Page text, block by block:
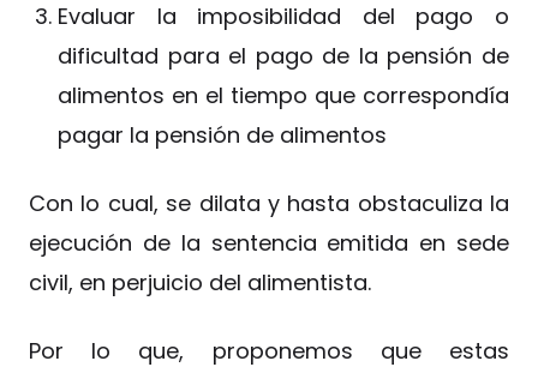
Evaluar la imposibilidad del pago o
dificultad para el pago de la pensión de
alimentos en el tiempo que correspondía
pagar la pensión de alimentos
Con lo cual, se dilata y hasta obstaculiza la
ejecución de la sentencia emitida en sede
civil, en perjuicio del alimentista.
Por lo que, proponemos que estas